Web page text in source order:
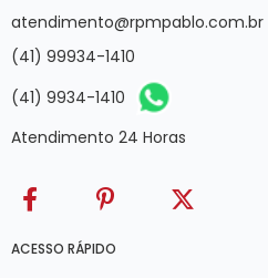
atendimento@rpmpablo.com.br
(41) 99934-1410
(41) 9934-1410
Atendimento 24 Horas
ACESSO RÁPIDO